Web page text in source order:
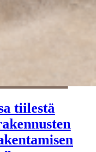
tiilestä